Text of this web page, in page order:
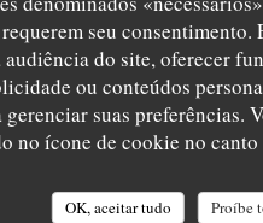
seu consentimento.
audiência do site, oferecer
ou conteúdos
suas preferências.
no ícone de cookie no
OK, aceitar tudo Proíbe
chaleureuse et le cadre